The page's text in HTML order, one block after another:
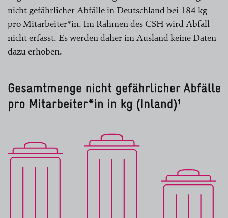
nicht gefährlicher Abfälle in Deutschland bei 184 kg
pro Mitarbeiter*in. Im Rahmen desCSH wird Abfall
nicht erfasst. Es werden daher im Ausland keine Daten
dazu erhoben.